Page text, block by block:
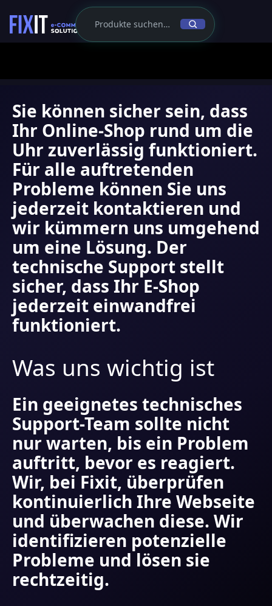
24/7 SUPPORT
Sie können sicher sein, dass
Ihr Online-Shop rund um die
Uhr zuverlässig funktioniert.
Für alle auftretenden
Probleme können Sie uns
jederzeit kontaktieren und
wir kümmern uns umgehend
um eine Lösung. Der
technische Support stellt
sicher, dass Ihr E-Shop
jederzeit einwandfrei
funktioniert.
Was uns wichtig ist
Ein geeignetes technisches
Support-Team sollte nicht
nur warten, bis ein Problem
auftritt, bevor es reagiert.
Wir, bei Fixit, überprüfen
kontinuierlich Ihre Webseite
und überwachen diese. Wir
identifizieren potenzielle
Probleme und lösen sie
rechtzeitig.